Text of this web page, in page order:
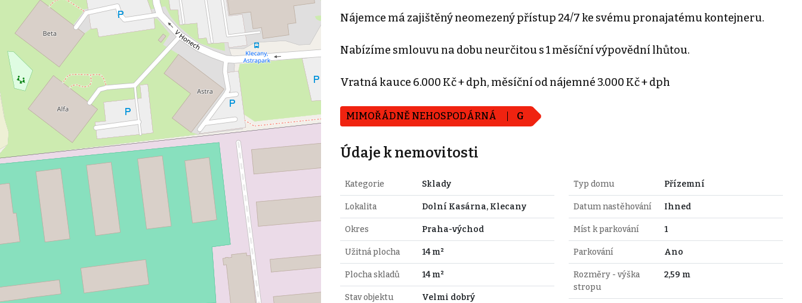
Nájemce má zajištěný neomezený přístup 24/7 ke svému pronajatému kontejneru.
Nabízíme smlouvu na dobu neurčitou s 1 měsíční výpovědní lhůtou.
Vratná kauce 6.000 Kč + dph, měsíční od nájemné 3.000 Kč + dph
MIMOŘÁDNĚ NEHOSPODÁRNÁ G
Údaje k nemovitosti
Kategorie Sklady
Lokalita Dolní Kasárna, Klecany
Okres Praha-východ
Užitná plocha 14 m²
Plocha skladů 14 m²
Stav objektu Velmi dobrý
Typ domu Přízemní
Datum nastěhování Ihned
Míst k parkování 1
Parkování Ano
Rozměry - výška
stropu
2,59 m